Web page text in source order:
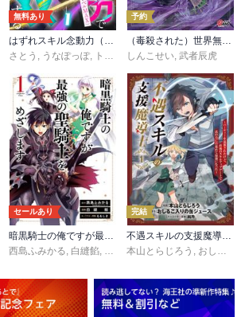
無料あり
はずれスキル念動力（ただしレベルＭＡＸ）で無双する～手をかざすだけです。詠唱とか必殺技とかいりません。念じるだけで倒せます～【電子単行本】
さとう , うなぽっぽ, トダフミト
予約
（毒殺された）世界無双の毒魔法使い
しんこせい, 武者辰虎
デジタル職人 taskey STUDIO
セールあり
西島ふみかる 白縫餡 ももしき
完結
本山とらじろう
おしるこ入りの缶ジュース